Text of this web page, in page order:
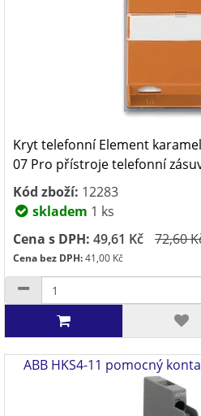
Kryt telefonní Element
07 Pro přístroje telefonní
Kód zboží: 12283
skladem 1 ks
Cena s DPH: 49,61 Kč 72,60
Cena bez DPH:41,00 Kč
ABB HKS4-11 pomocný